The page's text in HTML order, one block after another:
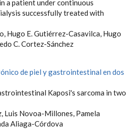
a patient under continuous
successfully treated with
Hugo E. Gutiérrez-Casavilca, Hugo
C. Cortez-Sánchez
de piel y gastrointestinal en dos
Kaposi's sarcoma in two
Luis Novoa-Millones, Pamela
Aliaga-Córdova